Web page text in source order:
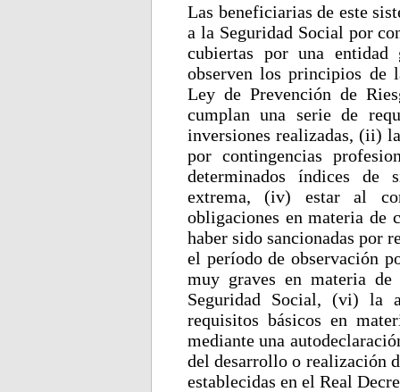
Las beneficiarias de este
a la Seguridad Social por
cubiertas por una
observen los principios de
Ley de Prevención de
cumplan una serie de
inversiones realizadas, (ii)
por contingencias
determinados índices de
extrema, (iv) estar al
obligaciones en materia de
haber sido sancionadas por
el período de observación
muy graves en materia
Seguridad Social, (vi) la
requisitos básicos en
mediante una
del desarrollo o realización
establecidas en el Real